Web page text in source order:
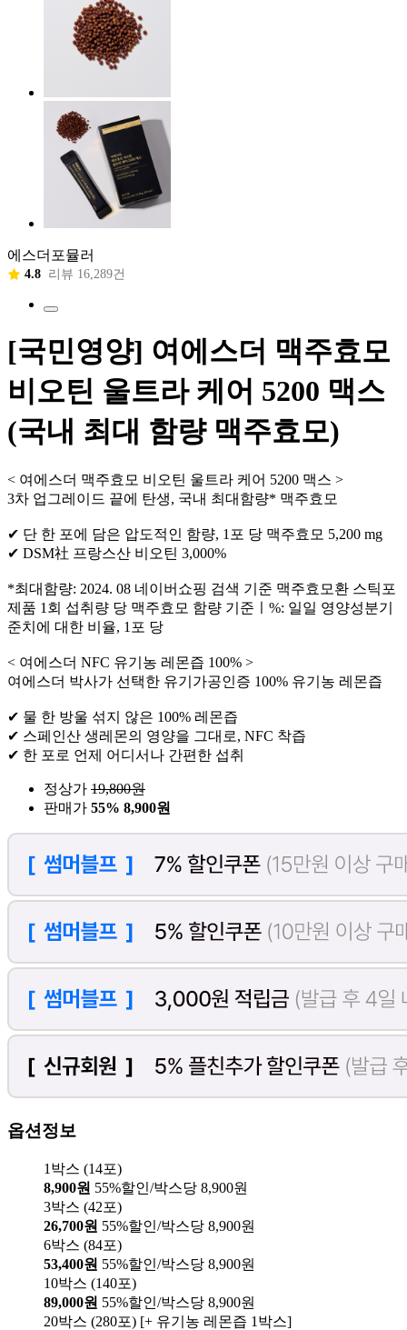
에스더포뮬러
4.8 리뷰 16,289건
[국민영양] 여에스더 맥주효모
비오틴 울트라 케어 5200 맥스
(국내 최대 함량 맥주효모)
< 여에스더 맥주효모 비오틴 울트라 케어 5200 맥스 >
3차 업그레이드 끝에 탄생, 국내 최대함량* 맥주효모
✔ 단 한 포에 담은 압도적인 함량, 1포 당 맥주효모 5,200 mg
✔ DSM社 프랑스산 비오틴 3,000%
*최대함량: 2024. 08 네이버쇼핑 검색 기준 맥주효모환 스틱포
제품 1회 섭취량 당 맥주효모 함량 기준ㅣ%: 일일 영양성분기
준치에 대한 비율, 1포 당
< 여에스더 NFC 유기농 레몬즙 100% >
여에스더 박사가 선택한 유기가공인증 100% 유기농 레몬즙
✔ 물 한 방울 섞지 않은 100% 레몬즙
✔ 스페인산 생레몬의 영양을 그대로, NFC 착즙
✔ 한 포로 언제 어디서나 간편한 섭취
정상가 19,800원
판매가 55% 8,900원
옵션정보
1박스 (14포)
8,900원 55%할인/박스당 8,900원
3박스 (42포)
26,700원 55%할인/박스당 8,900원
6박스 (84포)
53,400원 55%할인/박스당 8,900원
10박스 (140포)
89,000원 55%할인/박스당 8,900원
20박스 (280포) [+ 유기농 레몬즙 1박스]